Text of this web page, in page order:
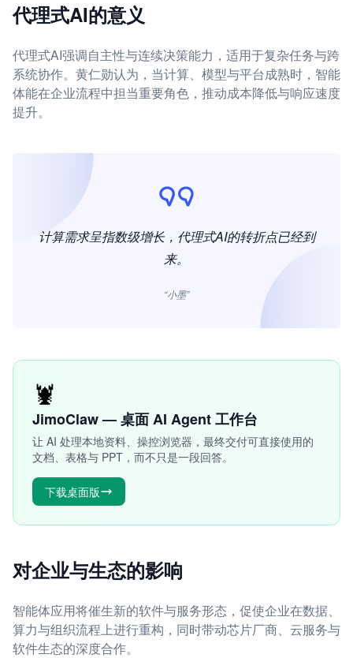
代理式AI的意义
代理式AI强调自主性与连续决策能力，适用于复杂任务与跨
系统协作。黄仁勋认为，当计算、模型与平台成熟时，智能
体能在企业流程中担当重要角色，推动成本降低与响应速度
提升。
计算需求呈指数级增长，代理式AI的转折点已经到
来。
“小墨”
🦞
JimoClaw — 桌面 AI Agent 工作台
让 AI 处理本地资料、操控浏览器，最终交付可直接使用的
文档、表格与 PPT，而不只是一段回答。
下载桌面版
对企业与生态的影响
智能体应用将催生新的软件与服务形态，促使企业在数据、
算力与组织流程上进行重构，同时带动芯片厂商、云服务与
软件生态的深度合作。